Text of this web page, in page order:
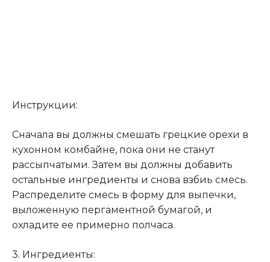
Инструкции:
Сначала вы должны смешать грецкие орехи в
кухонном комбайне, пока они не станут
рассыпчатыми. Затем вы должны добавить
остальные ингредиенты и снова взбиь смесь.
Распределите смесь в форму для выпечки,
выложенную пергаментной бумагой, и
охладите ее примерно полчаса.
3. Ингредиенты: